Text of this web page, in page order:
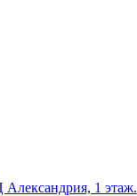
1 этаж.